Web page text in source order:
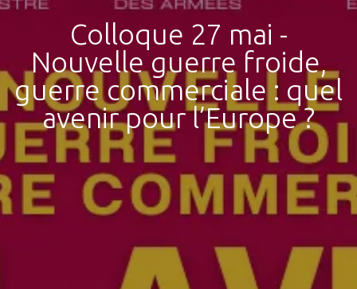
Colloque 27 mai -
Nouvelle guerre froide,
guerre commerciale : quel
avenir pour l’Europe ?